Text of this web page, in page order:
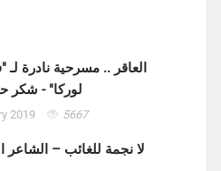
العاقر .. مسرحية نادرة لـ
لوركا" - شكر
2019 5667
لا نجمة للغائب – الشاعر